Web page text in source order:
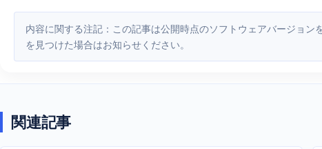
内容に関する注記：この記事は公開時点のソフトウェアバージョンをもとに作成しています。画面や機能はアップデートにより変更される場合があるため、現在のソフトウェアをご確認ください。誤り
を見つけた場合はお知らせください。
関連記事